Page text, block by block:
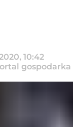
10:42